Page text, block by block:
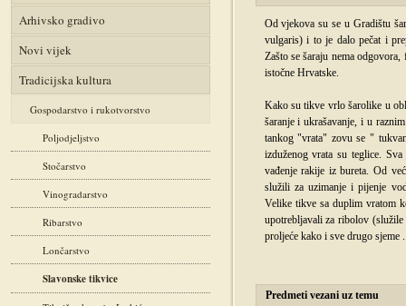
Arhivsko gradivo
Novi vijek
Tradicijska kultura
Gospodarstvo i rukotvorstvo
Poljodjeljstvo
Stočarstvo
Vinogradarstvo
Ribarstvo
Lončarstvo
Slavonske tikvice
Od vjekova su se u Gradištu
vulgaris) i to je dalo pečat i
Zašto se šaraju nema
istočne Hrvatske.
Kako su tikve vrlo šarolike u
šaranje i ukrašavanje, i u
tankog "vrata" zovu se "
izduženog vrata su teglice.
vađenje rakije iz bureta. Od
služili za uzimanje i pijenje
Velike tikve sa duplim vratom
upotrebljavali za ribolov
proljeće kako i sve drugo sjeme
Predmeti vezani uz temu